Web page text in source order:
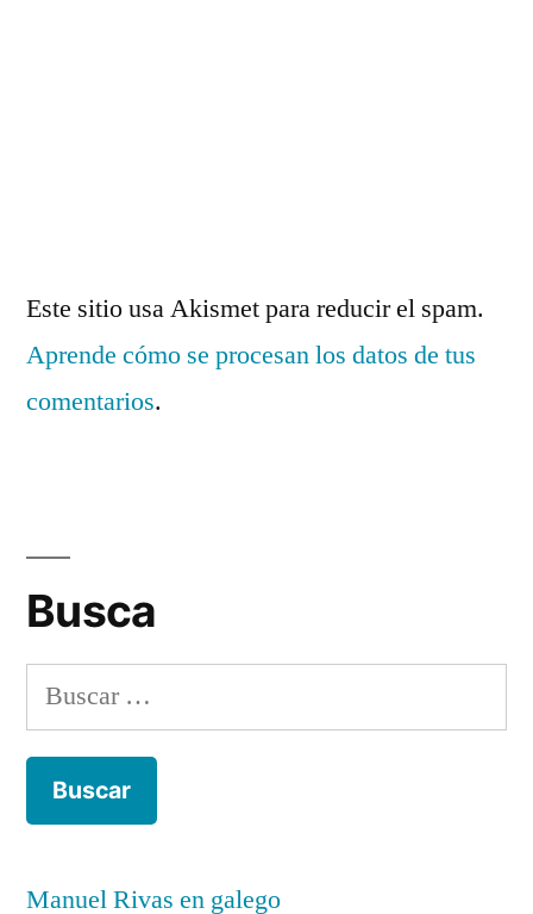
Este sitio usa Akismet para reducir el spam.
Aprende cómo se procesan los datos de tus
comentarios.
Busca
Buscar:
Manuel Rivas en galego